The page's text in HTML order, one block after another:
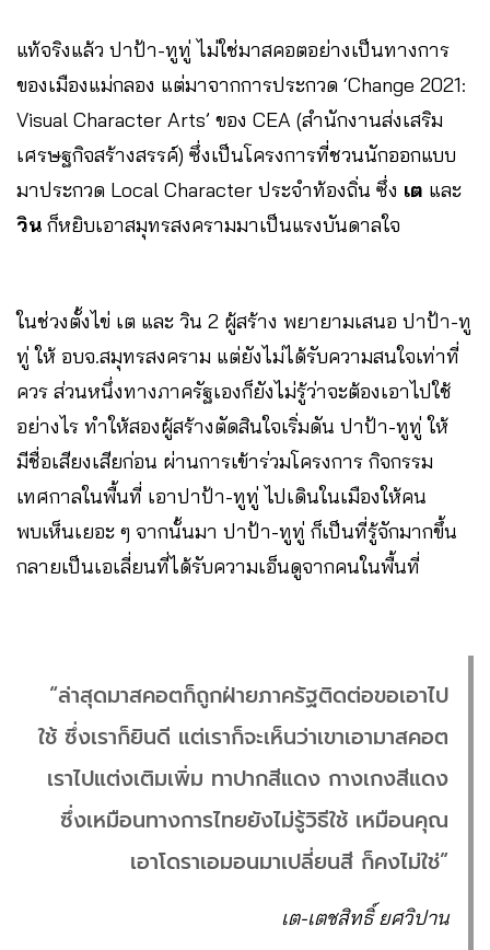
แท้จริงแล้ว ปาป้า-ทูทู่ ไม่ใช่มาสคอตอย่างเป็นทางการ
ของเมืองแม่กลอง แต่มาจากการประกวด ‘Change 2021:
Visual Character Arts’ ของ CEA (สำนักงานส่งเสริม
เศรษฐกิจสร้างสรรค์) ซึ่งเป็นโครงการที่ชวนนักออกแบบ
มาประกวด Local Character ประจำท้องถิ่น ซึ่ง เต และ
วิน ก็หยิบเอาสมุทรสงครามมาเป็นแรงบันดาลใจ
ในช่วงตั้งไข่ เต และ วิน 2 ผู้สร้าง พยายามเสนอ ปาป้า-ทู
ทู่ ให้ อบจ.สมุทรสงคราม แต่ยังไม่ได้รับความสนใจเท่าที่
ควร ส่วนหนึ่งทางภาครัฐเองก็ยังไม่รู้ว่าจะต้องเอาไปใช้
อย่างไร ทำให้สองผู้สร้างตัดสินใจเริ่มดัน ปาป้า-ทูทู่ ให้
มีชื่อเสียงเสียก่อน ผ่านการเข้าร่วมโครงการ กิจกรรม
เทศกาลในพื้นที่ เอาปาป้า-ทูทู่ ไปเดินในเมืองให้คน
พบเห็นเยอะ ๆ จากนั้นมา ปาป้า-ทูทู่ ก็เป็นที่รู้จักมากขึ้น
กลายเป็นเอเลี่ยนที่ได้รับความเอ็นดูจากคนในพื้นที่
“ล่าสุดมาสคอตก็ถูกฝ่ายภาครัฐติดต่อขอเอาไป
ใช้ ซึ่งเราก็ยินดี แต่เราก็จะเห็นว่าเขาเอามาสคอต
เราไปแต่งเติมเพิ่ม ทาปากสีแดง กางเกงสีแดง
ซึ่งเหมือนทางการไทยยังไม่รู้วิธีใช้ เหมือนคุณ
เอาโดราเอมอนมาเปลี่ยนสี ก็คงไม่ใช่”
เต-เตชสิทธิ์ ยศวิปาน